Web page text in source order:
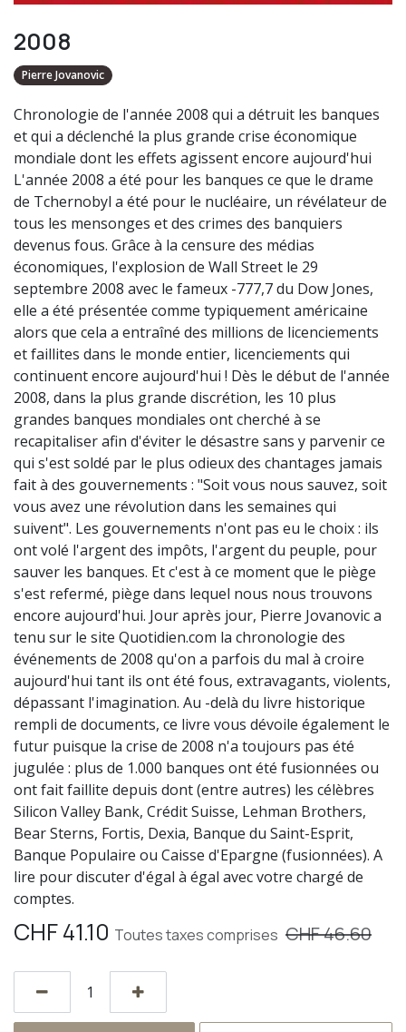
2008
Pierre Jovanovic
Chronologie de l'année 2008 qui a détruit les banques
et qui a déclenché la plus grande crise économique
mondiale dont les effets agissent encore aujourd'hui
L'année 2008 a été pour les banques ce que le drame
de Tchernobyl a été pour le nucléaire, un révélateur de
tous les mensonges et des crimes des banquiers
devenus fous. Grâce à la censure des médias
économiques, l'explosion de Wall Street le 29
septembre 2008 avec le fameux -777,7 du Dow Jones,
elle a été présentée comme typiquement américaine
alors que cela a entraîné des millions de licenciements
et faillites dans le monde entier, licenciements qui
continuent encore aujourd'hui ! Dès le début de l'année
2008, dans la plus grande discrétion, les 10 plus
grandes banques mondiales ont cherché à se
recapitaliser afin d'éviter le désastre sans y parvenir ce
qui s'est soldé par le plus odieux des chantages jamais
fait à des gouvernements : "Soit vous nous sauvez, soit
vous avez une révolution dans les semaines qui
suivent". Les gouvernements n'ont pas eu le choix : ils
ont volé l'argent des impôts, l'argent du peuple, pour
sauver les banques. Et c'est à ce moment que le piège
s'est refermé, piège dans lequel nous nous trouvons
encore aujourd'hui. Jour après jour, Pierre Jovanovic a
tenu sur le site Quotidien.com la chronologie des
événements de 2008 qu'on a parfois du mal à croire
aujourd'hui tant ils ont été fous, extravagants, violents,
dépassant l'imagination. Au -delà du livre historique
rempli de documents, ce livre vous dévoile également le
futur puisque la crise de 2008 n'a toujours pas été
jugulée : plus de 1.000 banques ont été fusionnées ou
ont fait faillite depuis dont (entre autres) les célèbres
Silicon Valley Bank, Crédit Suisse, Lehman Brothers,
Bear Sterns, Fortis, Dexia, Banque du Saint-Esprit,
Banque Populaire ou Caisse d'Epargne (fusionnées). A
lire pour discuter d'égal à égal avec votre chargé de
comptes.
CHF41.10 Toutes taxes comprises CHF46.60